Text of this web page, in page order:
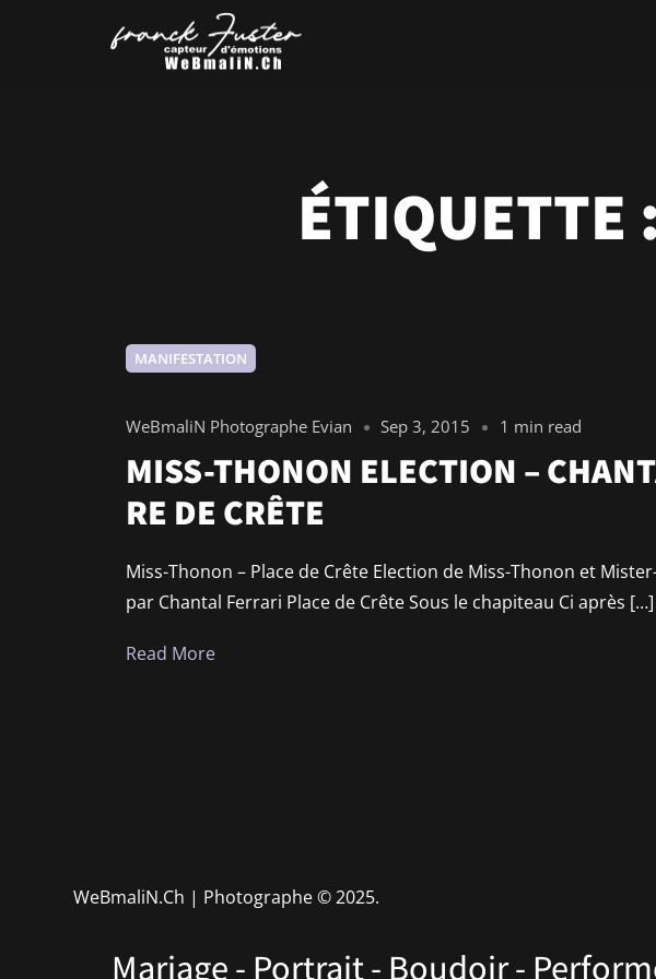
ÉTIQUETTE :
MANIFESTATION
WeBmaliN Photographe Evian Sep 3, 2015 1 min read
MISS-THONON ELECTION –
RE DE CRÊTE
Miss-Thonon – Place de Crête Election de Miss-Thonon et
par Chantal Ferrari Place de Crête Sous le chapiteau Ci après […]
Read More
WeBmaliN.Ch | Photographe© 2025.
Mariage - Portrait - Boudoir -